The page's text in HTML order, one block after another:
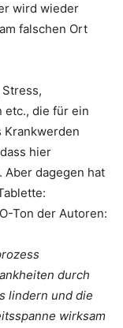
wird wieder
falschen Ort
etc., die für ein
hier
dagegen hat
Ton der Autoren:
durch
lindern und die
wirksam